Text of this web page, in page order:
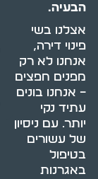
הבעיה.
אצלנו בשי
פינוי דירה,
אנחנו לא רק
מפנים חפצים
– אנחנו בונים
עתיד נקי
יותר. עם ניסיון
של עשורים
בטיפול
באגרנות